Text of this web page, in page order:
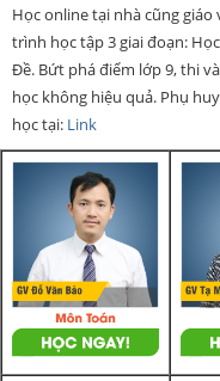
Học online tại nhà cũng
trình học tập 3 giai đoạn:
Đề. Bứt phá điểm lớp 9, thi
học không hiệu quả. Phụ
học tại: Link